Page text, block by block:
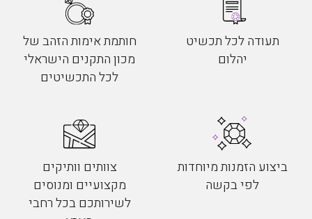
תעודה לכל תכשיט
יהלום
חותמת אימות הזהב של
מכון התקנים הישראלי
לכל התכשיטים
ביצוע הזמנות מיוחדות
לפי בקשה
צוותים וותיקים
מקצועיים ומנוסים
לשירותכם בכל רחבי